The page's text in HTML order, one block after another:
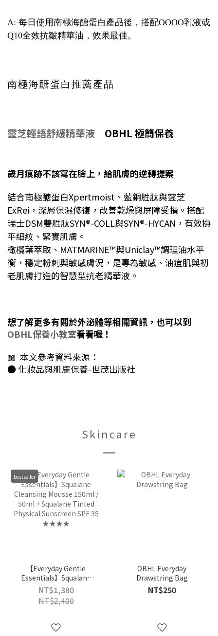
A: 每日使用南極海醣蛋白產品後，搭配OOOO乳液或
Q10全效抗皺精華油，效果最佳。
南極海醣蛋白推薦產品
靈芝輕語舒緩精華液 ｜OBHL 極簡保養
歲月痕跡不該寫在臉上，給肌膚的逆轉提案
結合南極醣蛋白Xpertmoist、 藍銅胜肽與靈芝
ExRei ， 深層保濕修復， 改善乾燥與屏障受損。 搭配
瑞士DSM雙胜肽SYN®-COLL與SYN®-HYCAN， 有效撫
平細紋、 緊實肌膚。
橄欖葉萃取、 MATMARINE™與Uniclay™調理油水平
衡， 穩定粉刺與敏感膚況， 是專為敏感、油痘肌與初
老肌膚打造的智慧型抗老精華液。
想了解更多有關於外泌體等相關資訊，也可以到
OBHL保養小教室看看喔！
📖 本文參考資料來源：
●化妝品與肌膚保養-世茂出版社
Skincare
bestseller
【Everyday Gentle
Essentials】Squalane
Cleansing Mousse
150ml / 50ml + Squalane
Tinted Physical
★★★★
NT$1,380
NT$2,400
OBHL Everyday
Drawstring Bag
NT$250